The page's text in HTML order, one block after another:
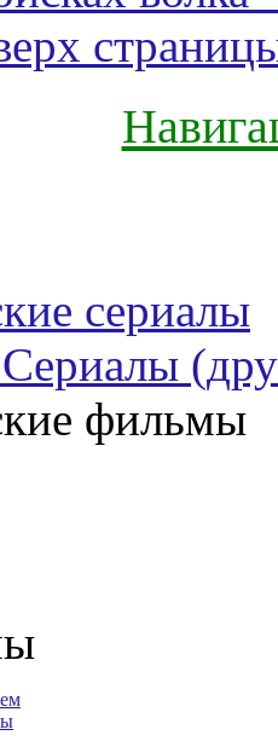
сериалы
фильмы